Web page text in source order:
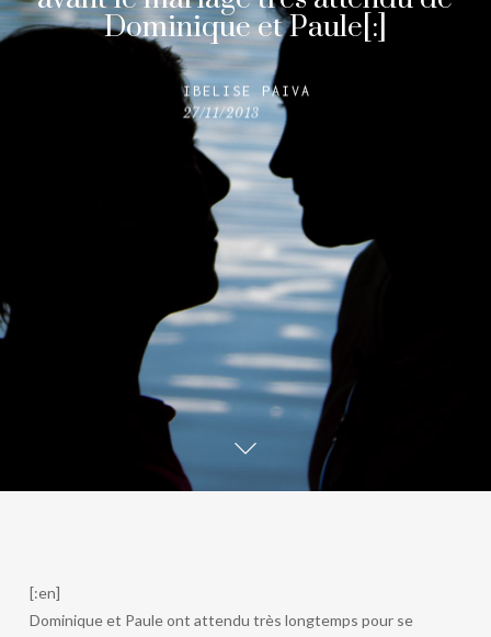
Dominique et Paule[:]
IBELISE PAIVA
27/11/2013
[:en]
Dominique et Paule ont attendu très longtemps pour se